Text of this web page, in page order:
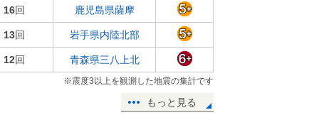
16回 鹿児島県薩摩
13回 岩手県内陸北部
12回 青森県三八上北
※震度3以上を観測した地震の集計です
もっと見る